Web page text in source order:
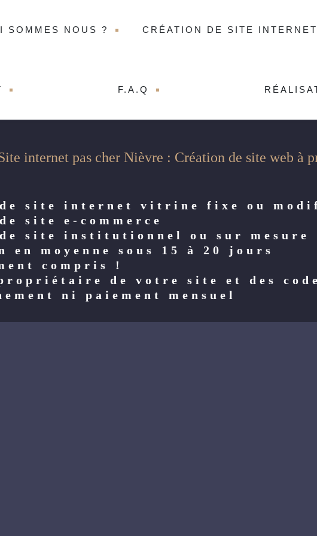
SOMMES NOUS ? CRÉATION DE SITE INTERNET
F.A.Q
internet pas cher Nièvre : Création de site web à
site internet vitrine fixe ou
site e-commerce
site institutionnel ou sur mesure
en moyenne sous 15 à 20 jours
compris !
de votre site et des
ni paiement mensuel